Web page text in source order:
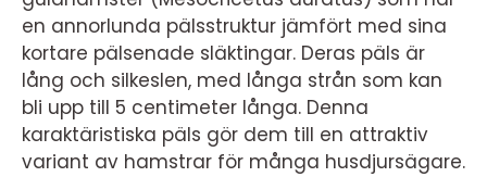
en annorlunda pälsstruktur jämfört med sina
kortare pälsenade släktingar. Deras päls är
lång och silkeslen, med långa strån som kan
bli upp till 5 centimeter långa. Denna
karaktäristiska päls gör dem till en attraktiv
variant av hamstrar för många husdjursägare.